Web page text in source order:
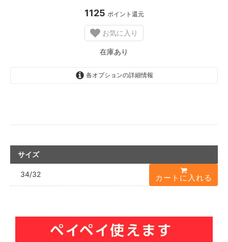
1125 ポイント還元
お気に入り
在庫あり
各オプションの詳細情報
サイズ
34/32 カートに入れる